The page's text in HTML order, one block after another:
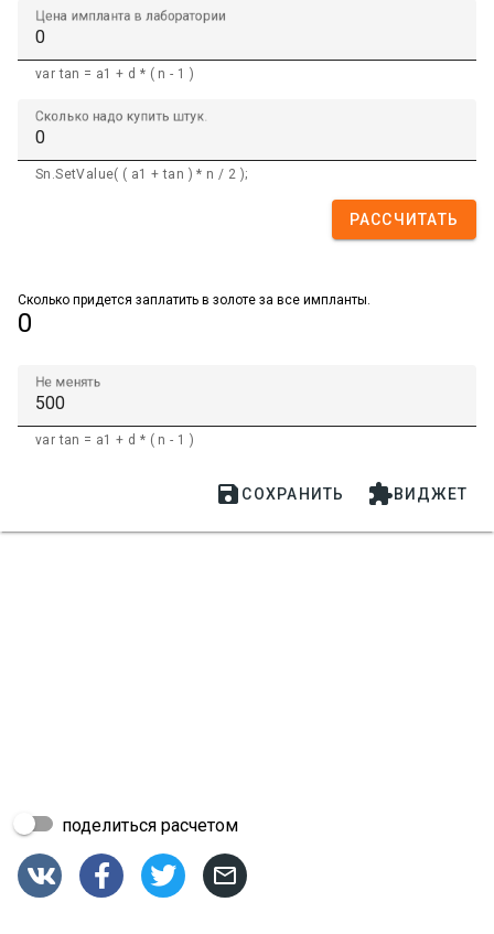
Цена импланта в лаборатории
var tan = a1 + d * ( n - 1 )
Сколько надо купить штук.
Sn.SetValue( ( a1 + tan ) * n / 2 );
РАССЧИТАТЬ
Сколько придется заплатить в золоте за все импланты.
0
Не менять
var tan = a1 + d * ( n - 1 )
 СОХРАНИТЬ ВИДЖЕТ
поделиться расчетом
   